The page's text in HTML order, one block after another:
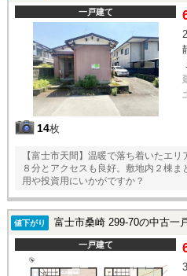
一戸建て
14枚
【富士市天間】温暖で落ち着いたエ
８分とアクセスも良好。敷地内２棟
用や投資用にいかがですか？
値下がり 富士市桑崎 299-70の中古一
一戸建て